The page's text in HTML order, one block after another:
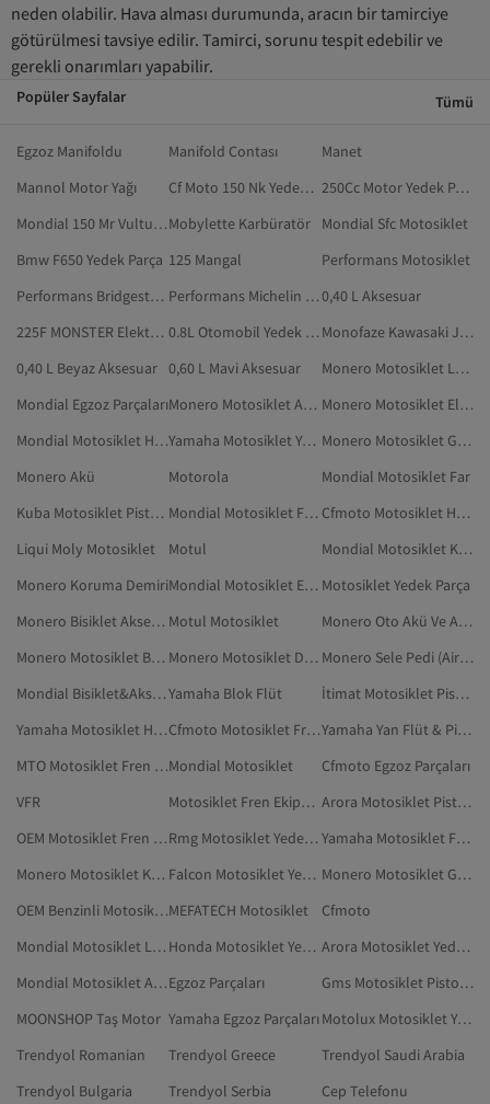
neden olabilir. Hava alması durumunda, aracın bir tamirciye
götürülmesi tavsiye edilir. Tamirci, sorunu tespit edebilir ve
gerekli onarımları yapabilir.
Popüler Sayfalar Tümü
Egzoz Manifoldu Manifold Contası
Manet
Mannol Motor Yağı
Cf Moto 150 Nk Yedek Parça
250Cc Motor Yedek Parça
Mondial 150 Mr Vulture Yedek ParçaMobylette Karbüratör
Mondial Sfc Motosiklet
Bmw F650 Yedek Parça 125 Mangal
Performans Motosiklet
Performans Bridgestone Motosiklet
Performans Michelin Motosiklet0,40 L Aksesuar
225F MONSTER Elektronik
0.8L Otomobil Yedek Parça
Monofaze Kawasaki Jeneratörler
0,40 L Beyaz Aksesuar 0,60 L Mavi Aksesuar
Monero Motosiklet Lüzumlu Ürün
Mondial Egzoz Parçaları
Monero Motosiklet Ampülü
Monero Motosiklet Elcik
Mondial Motosiklet Hava Filtresi
Yamaha Motosiklet Yedek Parça
Monero Motosiklet Grenaj Seti
Monero Akü
Motorola
Mondial Motosiklet Far
Kuba Motosiklet Pistonu
Mondial Motosiklet Fren Ekipmanı
Cfmoto Motosiklet Hava Filtresi
Liqui Moly Motosiklet
Motul
Mondial Motosiklet Krank
Monero Koruma Demiri
Mondial Motosiklet Elcik Motosiklet Yedek Parça
Monero Bisiklet Aksesuarı Motul Motosiklet
Monero Oto Akü Ve Aksesuarları
Monero Motosiklet Bağlama Ürünü
Monero Motosiklet Debriyaj Seti
Monero Sele Pedi (Airhawk)
Mondial Bisiklet&AksesuarlarıYamaha Blok Flüt
İtimat Motosiklet Pistonu
Yamaha Motosiklet Hava Filtresi
Cfmoto Motosiklet Fren Ekipmanı
Yamaha Yan Flüt & Pikolo
MTO Motosiklet Fren EkipmanıMondial Motosiklet
Cfmoto Egzoz Parçaları
VFR
Motosiklet Fren Ekipmanı
Arora Motosiklet Pistonu
OEM Motosiklet Fren Ekipmanı
Rmg Motosiklet Yedek Parça
Yamaha Motosiklet Fren Ekipmanı
Monero Motosiklet Kayışı
Falcon Motosiklet Yedek Parça
Monero Motosiklet Göstergesi
OEM Benzinli MotosikletMEFATECH Motosiklet
Cfmoto
Mondial Motosiklet Lüzumlu Ürün
Honda Motosiklet Yedek Parça
Arora Motosiklet Yedek Parça
Mondial Motosiklet Aksesuar SetiEgzoz Parçaları
Gms Motosiklet Pistonu
MOONSHOP Taş Motor Yamaha Egzoz Parçaları
Motolux Motosiklet Yedek Parça
Trendyol Romanian
Trendyol Greece
Trendyol Saudi Arabia
Trendyol Bulgaria
Trendyol Serbia
Cep Telefonu